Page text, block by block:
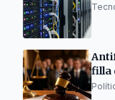
filla